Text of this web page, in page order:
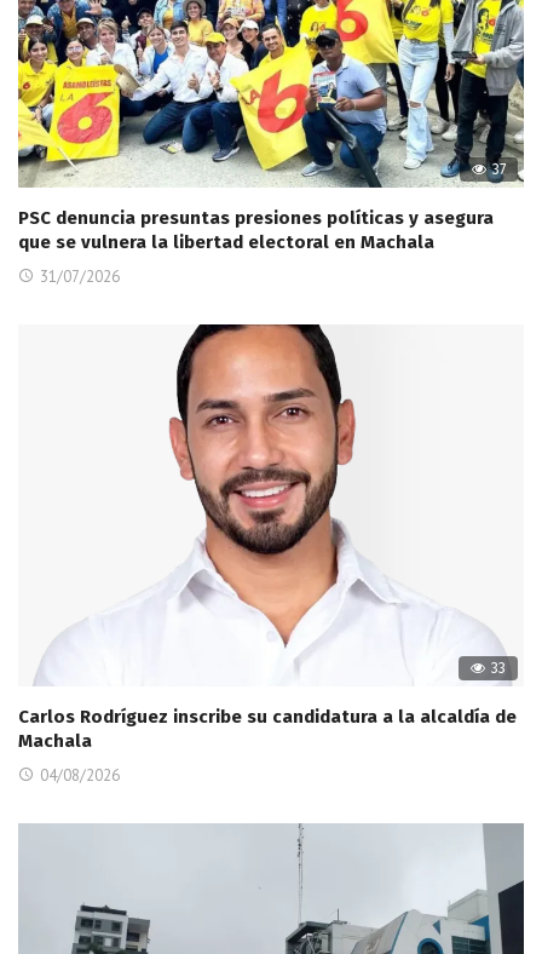
37
PSC denuncia presuntas presiones políticas y asegura
que se vulnera la libertad electoral en Machala
31/07/2026
33
Carlos Rodríguez inscribe su candidatura a la alcaldía de
Machala
04/08/2026